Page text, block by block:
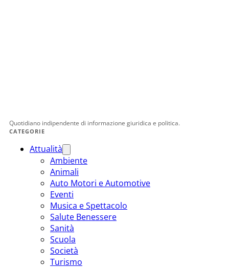
Quotidiano indipendente di informazione giuridica e politica.
CATEGORIE
Attualità
Ambiente
Animali
Auto Motori e Automotive
Eventi
Musica e Spettacolo
Salute Benessere
Sanità
Scuola
Società
Turismo